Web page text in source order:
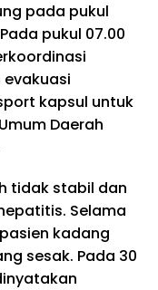
pada pukul
pukul 07.00
evakuasi
kapsul untuk
Daerah
tidak stabil dan
Selama
kadang
sesak. Pada 30